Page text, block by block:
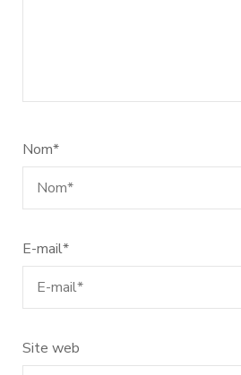
Nom*
E-mail*
Site web